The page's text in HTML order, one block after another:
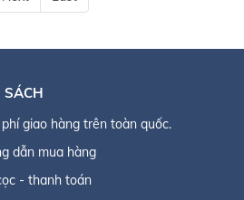
SÁCH
giao hàng trên toàn quốc.
dẫn mua hàng
- thanh toán